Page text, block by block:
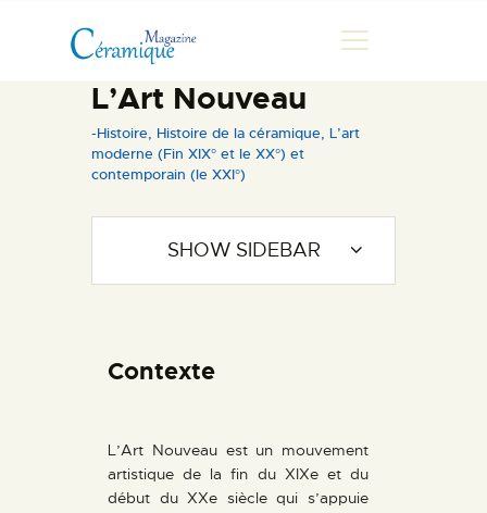
MAGAZINE
HISTOIRE
MARCHANDES
ESPACE PRO
L’Art Nouveau
-Histoire, Histoire de la céramique, L’art
moderne (Fin XIX° et le XX°) et
contemporain (le XXI°)
Contexte
L’Art Nouveau est un mouvement
artistique de la fin du XIXe et du
début du XXe siècle qui s’appuie
SHOW SIDEBAR